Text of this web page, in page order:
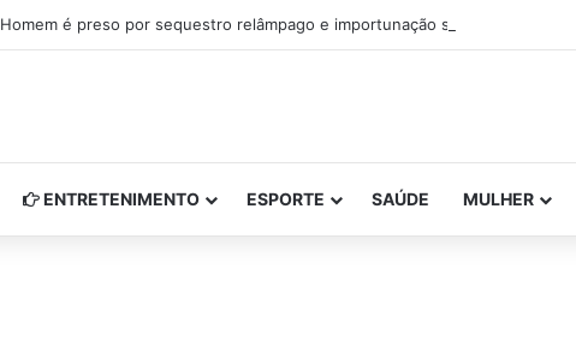
Homem é preso por sequestro relâmpago e importunação sexual em São Luís
ENTRETENIMENTO ESPORTE SAÚDE MULHER